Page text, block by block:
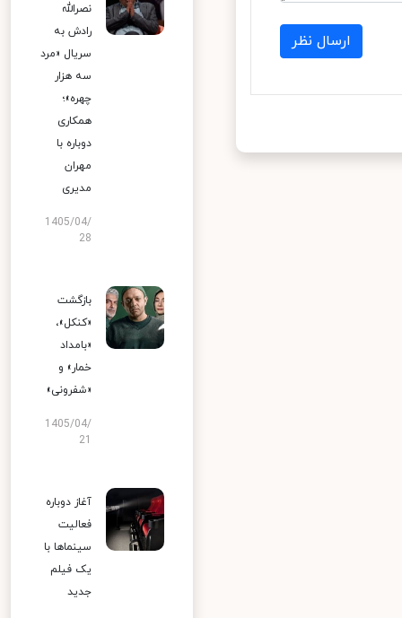
ارسال نظر
نصرالله
رادش به
سریال «مرد
سه هزار
چهره»؛
همکاری
دوباره با
مهران
مدیری
1405/04/
28
بازگشت
«کنکل»،
«بامداد
خمار» و
«شفرونی»
1405/04/
آغاز دوباره
فعالیت
سینماها با
یک فیلم
جدید